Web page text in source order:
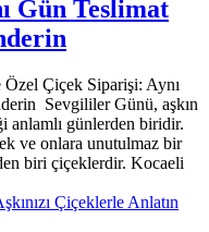
Gün Teslimat
Çiçek Siparişi: Aynı
Sevgililer Günü, aşkın
anlamlı günlerden biridir.
ve onlara unutulmaz bir
biri çiçeklerdir. Kocaeli
Çiçeklerle Anlatın